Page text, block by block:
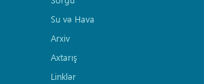
Su və Hava
Arxiv
Axtarış
Linklər